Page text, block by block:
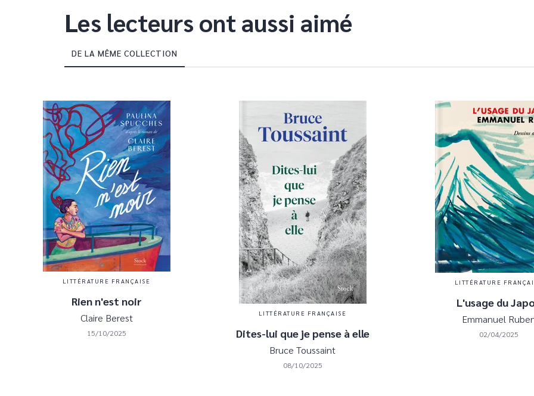
Les lecteurs ont aussi aimé
DE LA MÊME COLLECTION
LITTÉRATURE FRANÇAISE
Rien n'est noir
Claire Berest
15/10/2025
LITTÉRATURE FRANÇAISE
Dites-lui que je pense à elle
Bruce Toussaint
08/10/2025
LITTÉRATURE
L'usage du
Emmanuel
02/04/2025